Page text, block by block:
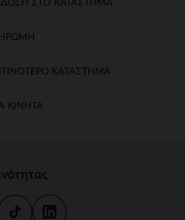
ΣΤΟ ΚΑΤΆΣΤΗΜΑ
ΚΑΤΆΣΤΗΜΑ
ΚΙΝΗΤΆ